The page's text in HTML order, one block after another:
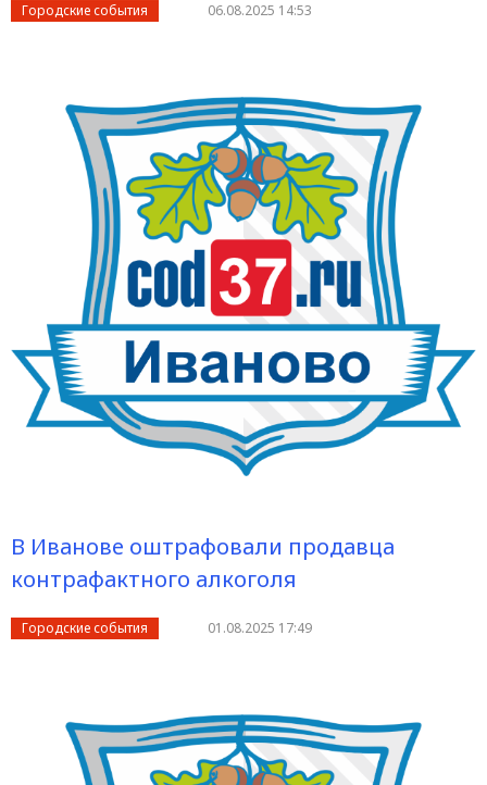
Городские события 06.08.2025 14:53
В Иванове оштрафовали продавца
контрафактного алкоголя
Городские события 01.08.2025 17:49